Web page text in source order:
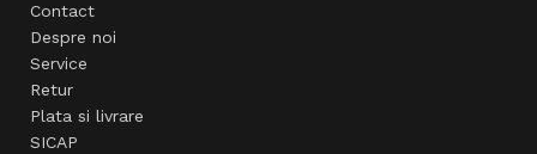
Contact
Despre noi
Service
Retur
Plata si livrare
SICAP